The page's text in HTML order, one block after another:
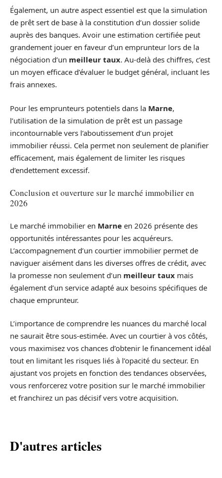
Également, un autre aspect essentiel est que la simulation
de prêt sert de base à la constitution d’un dossier solide
auprès des banques. Avoir une estimation certifiée peut
grandement jouer en faveur d’un emprunteur lors de la
négociation d’un meilleur taux. Au-delà des chiffres, c’est
un moyen efficace d’évaluer le budget général, incluant les
frais annexes.
Pour les emprunteurs potentiels dans la Marne,
l’utilisation de la simulation de prêt est un passage
incontournable vers l’aboutissement d’un projet
immobilier réussi. Cela permet non seulement de planifier
efficacement, mais également de limiter les risques
d’endettement excessif.
Conclusion et ouverture sur le marché immobilier en
2026
Le marché immobilier en Marne en 2026 présente des
opportunités intéressantes pour les acquéreurs.
L’accompagnement d’un courtier immobilier permet de
naviguer aisément dans les diverses offres de crédit, avec
la promesse non seulement d’un meilleur taux mais
également d’un service adapté aux besoins spécifiques de
chaque emprunteur.
L’importance de comprendre les nuances du marché local
ne saurait être sous-estimée. Avec un courtier à vos côtés,
vous maximisez vos chances d’obtenir le financement idéal
tout en limitant les risques liés à l’opacité du secteur. En
ajustant vos projets en fonction des tendances observées,
vous renforcerez votre position sur le marché immobilier
et franchirez un pas décisif vers votre acquisition.
D'autres articles